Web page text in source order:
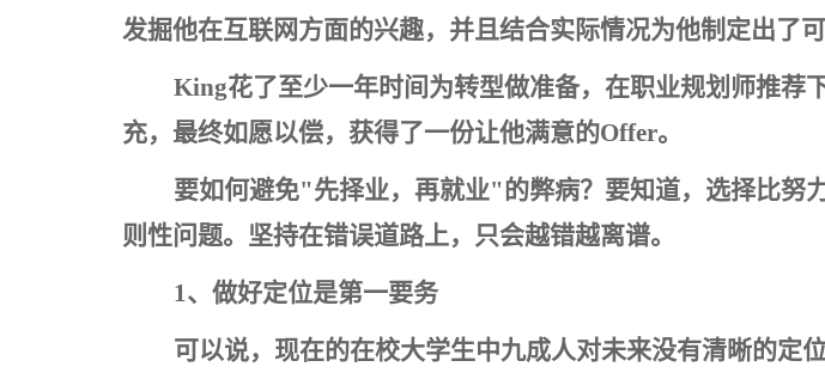
发掘他在互联网方面的兴趣，并且结合实际情况为他制定出了
King花了至少一年时间为转型做准备，在职业规划师推
充，最终如愿以偿，获得了一份让他满意的Offer。
要如何避免"先择业，再就业"的弊病？要知道，选择比努
则性问题。坚持在错误道路上，只会越错越离谱。
1、做好定位是第一要务
可以说，现在的在校大学生中九成人对未来没有清晰的定